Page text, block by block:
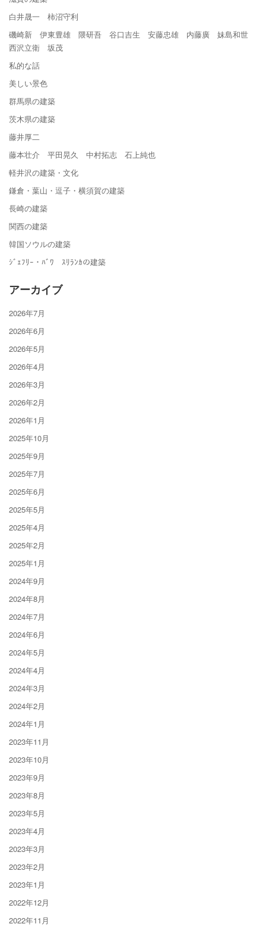
白井晟一 柿沼守利
磯崎新 伊東豊雄 隈研吾 谷口吉生 安藤忠雄 内藤廣 妹島和世
西沢立衛 坂茂
私的な話
美しい景色
群馬県の建築
茨木県の建築
藤井厚二
藤本壮介 平田晃久 中村拓志 石上純也
軽井沢の建築・文化
鎌倉・葉山・逗子・横須賀の建築
長崎の建築
関西の建築
韓国ソウルの建築
ｼﾞｪﾌﾘｰ・ﾊﾞﾜ ｽﾘﾗﾝｶの建築
アーカイブ
2026年7月
2026年6月
2026年5月
2026年4月
2026年3月
2026年2月
2026年1月
2025年10月
2025年9月
2025年7月
2025年6月
2025年5月
2025年4月
2025年2月
2025年1月
2024年9月
2024年8月
2024年7月
2024年6月
2024年5月
2024年4月
2024年3月
2024年2月
2024年1月
2023年11月
2023年10月
2023年9月
2023年8月
2023年5月
2023年4月
2023年3月
2023年2月
2023年1月
2022年12月
2022年11月